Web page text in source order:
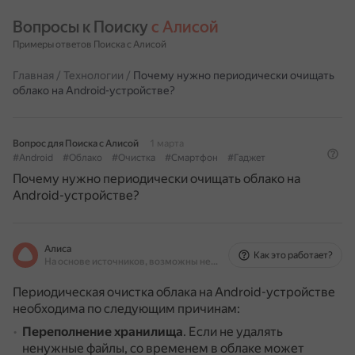
Вопросы к Поиску с Алисой
Примеры ответов Поиска с Алисой
Главная / Технологии / Почему нужно периодически очищать
облако на Android-устройстве?
Вопрос для Поиска с Алисой
1 марта
#Android
#Облако #Очистка #Смартфон #Гаджет
Почему нужно периодически очищать облако на
Android-устройстве?
Алиса
На основе источников, возможны неточности
Как это работает?
Периодическая очистка облака на Android-устройстве
необходима по следующим причинам:
Переполнение хранилища. Если не удалять
ненужные файлы, со временем в облаке может